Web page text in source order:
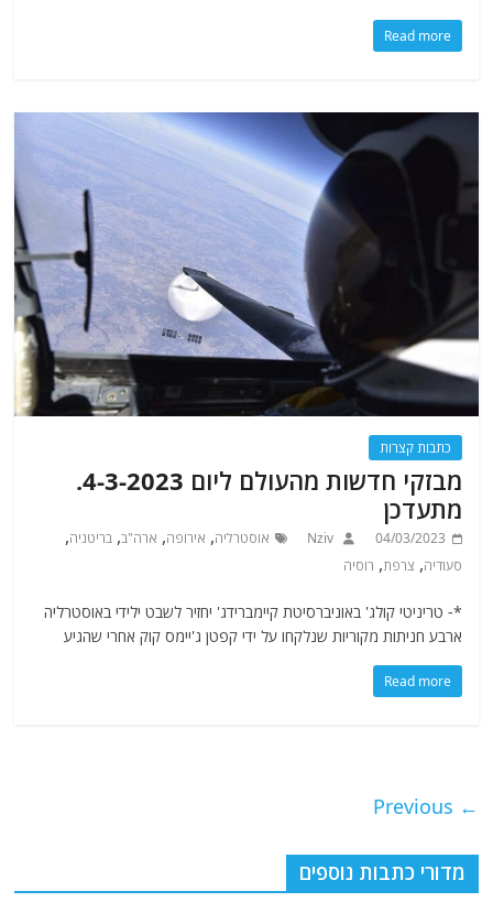
Read more
כתבות קצרות
מבזקי חדשות מהעולם ליום 4-3-2023.
מתעדכן
04/03/2023
Nziv אוסטרליה, אירופה, ארה"ב,בריטניה,
סעודיה, צרפת, רוסיה
*- טריניטי קולג' באוניברסיטת קיימברידג' יחזיר לשבט ילידי באוסטרליה
ארבע חניתות מקוריות שנלקחו על ידי קפטן ג'יימס קוק אחרי שהגיע
Read more
← Previous
מדורי כתבות נוספים